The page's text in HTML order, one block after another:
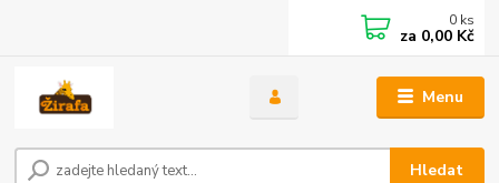
Menu
Hledat
0 ks
za 0,00 Kč